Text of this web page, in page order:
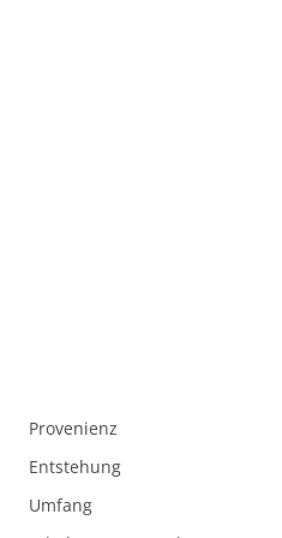
Provenienz
Entstehung
Umfang